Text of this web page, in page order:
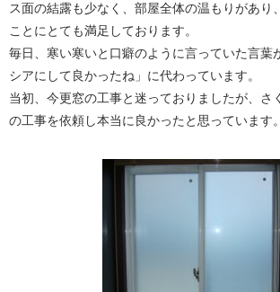
ス面の結露も少なく、部屋全体の温もりがあり
ことにとても満足しております。
毎日、寒い寒いと口癖のように言っていた言葉
シアにして良かったね」に代わっています。
当初、今更窓の工事と迷っておりましたが、さ
の工事を依頼し本当に良かったと思っています。